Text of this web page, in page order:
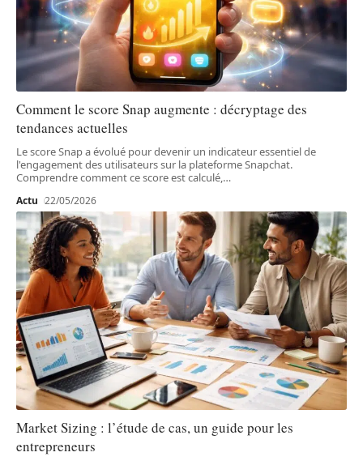
Comment le score Snap augmente : décryptage des
tendances actuelles
Le score Snap a évolué pour devenir un indicateur essentiel de
l'engagement des utilisateurs sur la plateforme Snapchat.
Comprendre comment ce score est calculé,…
Actu 22/05/2026
Market Sizing : l’étude de cas, un guide pour les
entrepreneurs